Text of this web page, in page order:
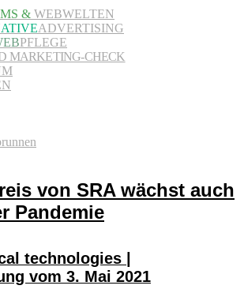
& WEBWELTEN
ADVERTISING
PFLEGE
MARKETING-CHECK
von SRA wächst auch
Pandemie
technologies |
vom 3. Mai 2021